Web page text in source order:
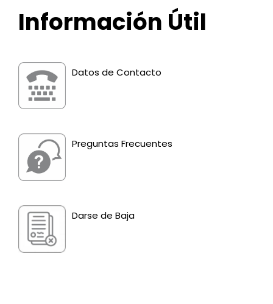
Información Útil
Image Datos de Contacto
Image Preguntas Frecuentes
Image Darse de Baja